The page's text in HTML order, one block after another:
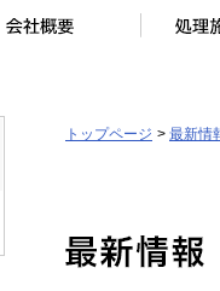
トップページ 最新情